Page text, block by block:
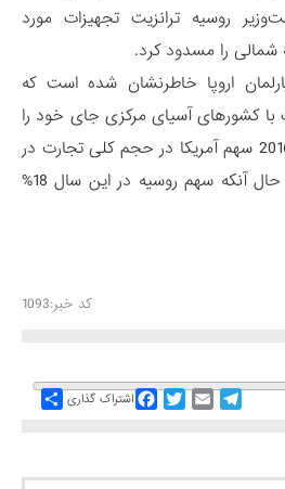
روسیه ترانزیت تجهیزات مورد
شمالی را مسدود کرد.
اروپا خاطرنشان شده است که
کشورهای آسیای مرکزی جای خود را
به مسکو می‌دهد. در سال 2016 سهم آمریکا در حجم کلی تجارت در
این منطقه به 2.4% رسید، حال آنکه سهم روسیه در این سال 18%
کد خبر:1093
Share اشتراک گذاری
FacebookTwitterEmail
Telegram